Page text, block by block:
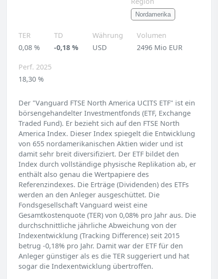
Nordamerika
TER
0,08 %
TD
-0,18 %
Währung
USD
Volumen
2496 Mio EUR
Perf. 2025
18,30 %
Der "Vanguard FTSE North America UCITS ETF" ist ein
börsengehandelter Investmentfonds (ETF, Exchange
Traded Fund). Er bezieht sich auf den FTSE North
America Index. Dieser Index spiegelt die Entwicklung
von 655 nordamerikanischen Aktien wider und ist
damit sehr breit diversifiziert. Der ETF bildet den
Index durch vollständige physische Replikation ab, er
enthält also genau die Wertpapiere des
Referenzindexes. Die Erträge (Dividenden) des ETFs
werden an den Anleger ausgeschüttet. Die
Fondsgesellschaft Vanguard weist eine
Gesamtkostenquote (TER) von 0,08% pro Jahr aus. Die
durchschnittliche jährliche Abweichung von der
Indexentwicklung (Tracking Difference) seit 2015
betrug -0,18% pro Jahr. Damit war der ETF für den
Anleger günstiger als es die TER suggeriert und hat
sogar die Indexentwicklung übertroffen.